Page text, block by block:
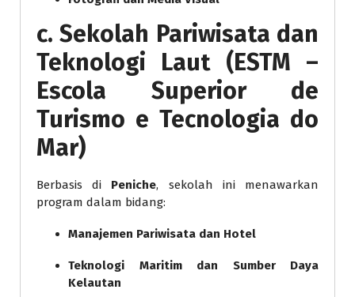
c. Sekolah Pariwisata dan
Teknologi Laut (ESTM –
Escola Superior de
Turismo e Tecnologia do
Mar)
Berbasis di Peniche, sekolah ini menawarkan
program dalam bidang:
Manajemen Pariwisata dan Hotel
Teknologi Maritim dan Sumber Daya
Kelautan